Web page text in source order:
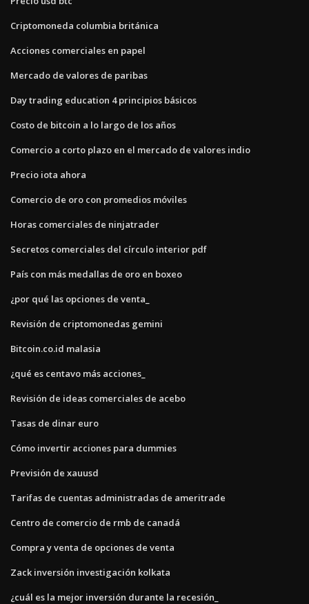
Criptomoneda columbia británica
Acciones comerciales en papel
Mercado de valores de paribas
Day trading education 4 principios básicos
Costo de bitcoin a lo largo de los años
Comercio a corto plazo en el mercado de valores indio
Precio iota ahora
Comercio de oro con promedios móviles
Horas comerciales de ninjatrader
Secretos comerciales del círculo interior pdf
País con más medallas de oro en boxeo
¿por qué las opciones de venta_
Revisión de criptomonedas gemini
Bitcoin.co.id malasia
¿qué es centavo más acciones_
Revisión de ideas comerciales de acebo
Tasas de dinar euro
Cómo invertir acciones para dummies
Previsión de xauusd
Tarifas de cuentas administradas de ameritrade
Centro de comercio de rmb de canadá
Compra y venta de opciones de venta
Zack inversión investigación kolkata
¿cuál es la mejor inversión durante la recesión_